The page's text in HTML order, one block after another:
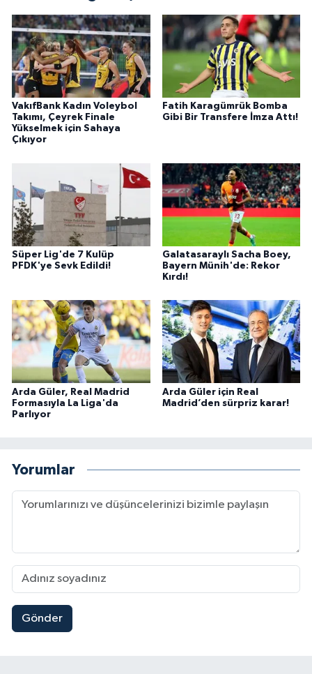
VakıfBank Kadın Voleybol
Takımı, Çeyrek Finale
Yükselmek için Sahaya
Çıkıyor
Fatih Karagümrük Bomba
Gibi Bir Transfere İmza Attı!
Süper Lig'de 7 Kulüp
PFDK'ye Sevk Edildi!
Galatasaraylı Sacha Boey,
Bayern Münih'de: Rekor
Kırdı!
Arda Güler, Real Madrid
Formasıyla La Liga'da
Parlıyor
Arda Güler için Real
Madrid’den sürpriz karar!
Yorumlar
Gönder